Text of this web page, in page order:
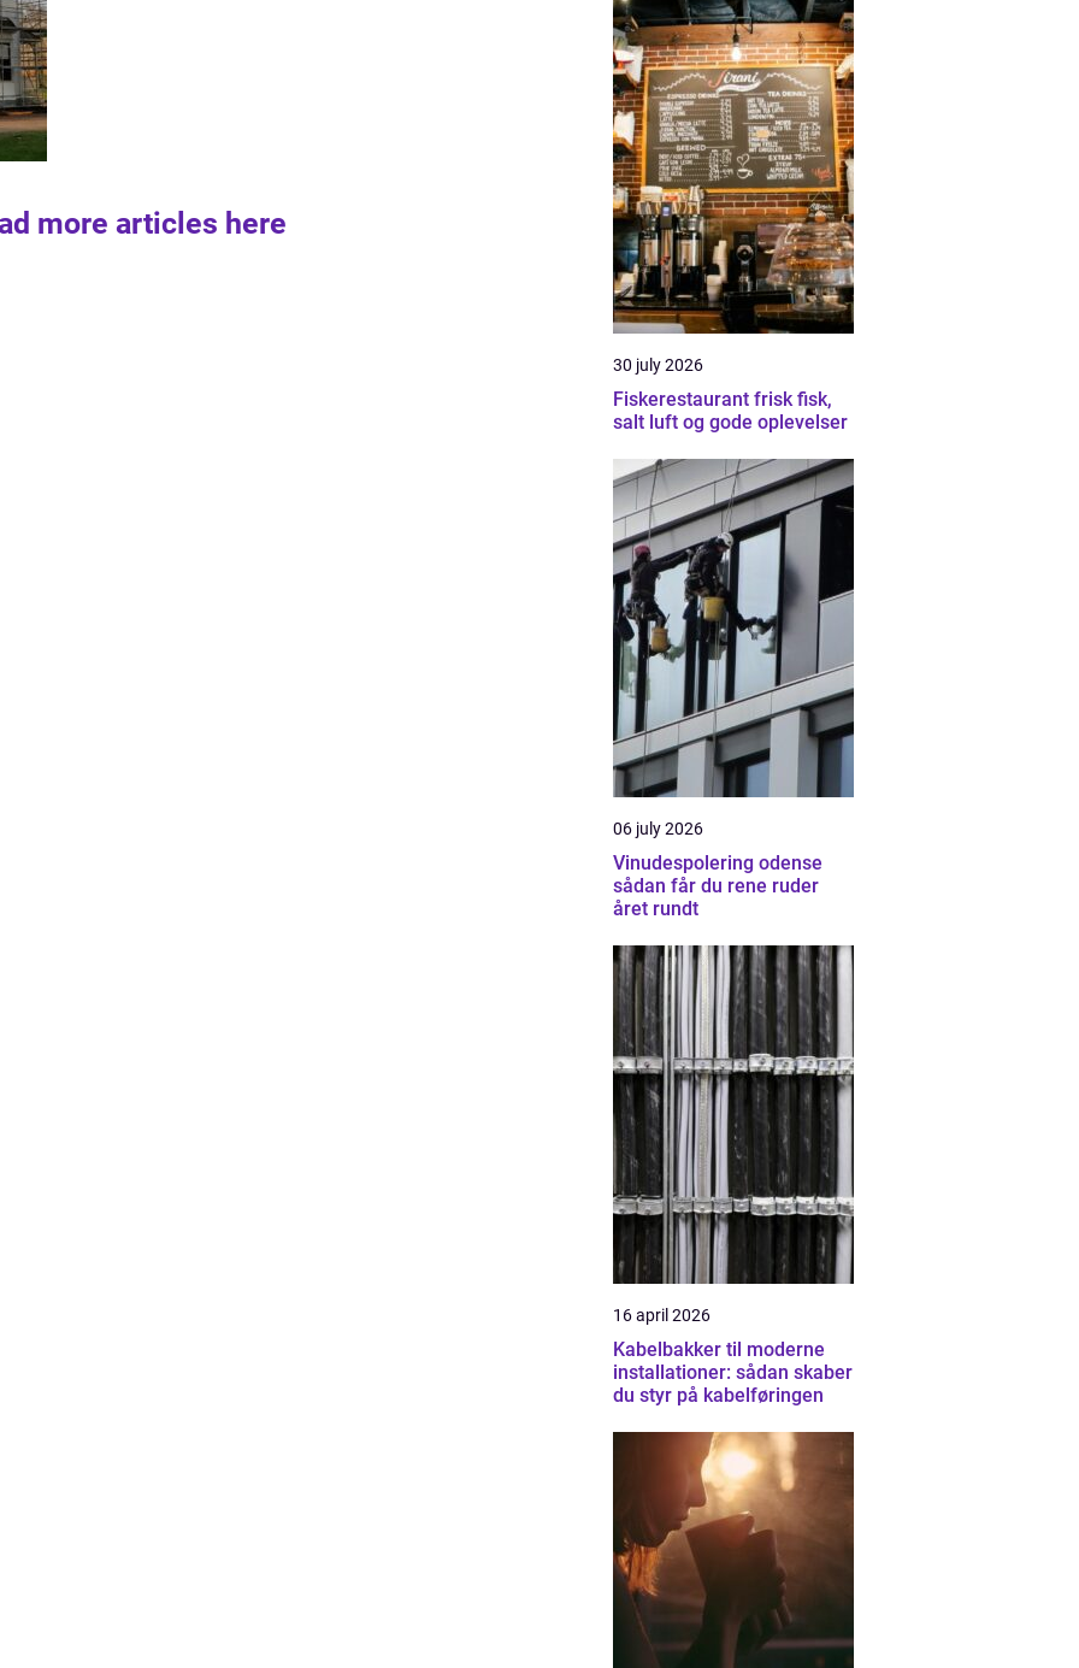
more articles here
30 july 2026
Fiskerestaurant frisk fisk,
salt luft og gode oplevelser
06 july 2026
Vinudespolering odense
sådan får du rene ruder
året rundt
16 april 2026
Kabelbakker til moderne
installationer: sådan skaber
du styr på kabelføringen